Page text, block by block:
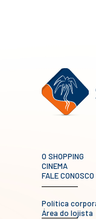
O SHOPPING
CINEMA
FALE CONOSCO
Política
Área do lojista